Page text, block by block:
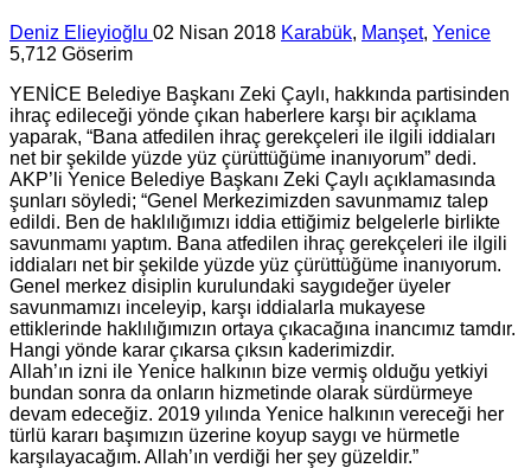
Deniz Elieyioğlu 02 Nisan 2018 Karabük, Manşet, Yenice
5,712 Göserim
YENİCE Belediye Başkanı Zeki Çaylı, hakkında partisinden
ihraç edileceği yönde çıkan haberlere karşı bir açıklama
yaparak, “Bana atfedilen ihraç gerekçeleri ile ilgili iddiaları
net bir şekilde yüzde yüz çürüttüğüme inanıyorum” dedi.
AKP’li Yenice Belediye Başkanı Zeki Çaylı açıklamasında
şunları söyledi; “Genel Merkezimizden savunmamız talep
edildi. Ben de haklılığımızı iddia ettiğimiz belgelerle birlikte
savunmamı yaptım. Bana atfedilen ihraç gerekçeleri ile ilgili
iddiaları net bir şekilde yüzde yüz çürüttüğüme inanıyorum.
Genel merkez disiplin kurulundaki saygıdeğer üyeler
savunmamızı inceleyip, karşı iddialarla mukayese
ettiklerinde haklılığımızın ortaya çıkacağına inancımız tamdır.
Hangi yönde karar çıkarsa çıksın kaderimizdir.
Allah’ın izni ile Yenice halkının bize vermiş olduğu yetkiyi
bundan sonra da onların hizmetinde olarak sürdürmeye
devam edeceğiz. 2019 yılında Yenice halkının vereceği her
türlü kararı başımızın üzerine koyup saygı ve hürmetle
karşılayacağım. Allah’ın verdiği her şey güzeldir.”